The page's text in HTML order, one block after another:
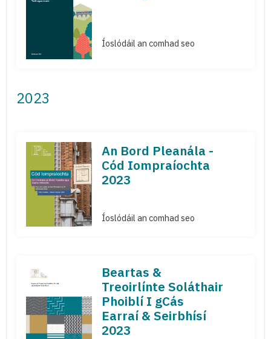
Íoslódáil an comhad seo
2023
An Bord Pleanála -
Cód Iompraíochta
2023
Íoslódáil an comhad seo
Beartas &
Treoirlínte Soláthair
Phoiblí I gCás
Earraí & Seirbhísí
2023